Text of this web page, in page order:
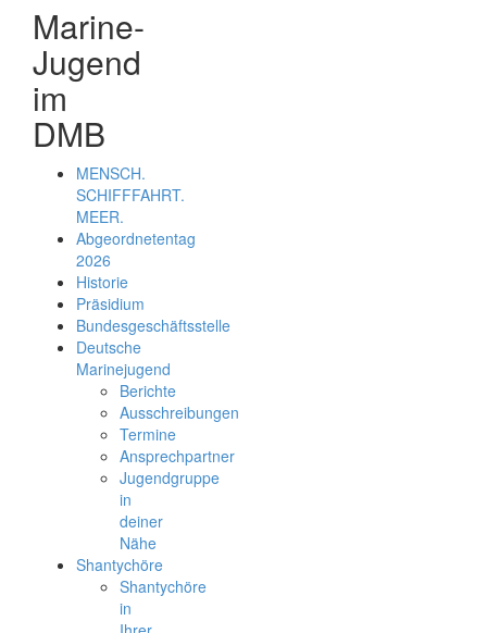
Marine-
Jugend
im
DMB
MENSCH.
SCHIFFFAHRT.
MEER.
Abgeordnetentag
2026
Historie
Präsidium
Bundesgeschäftsstelle
Deutsche
Marinejugend
Berichte
Ausschreibungen
Termine
Ansprechpartner
Jugendgruppe
in
deiner
Nähe
Shantychöre
Shantychöre
in